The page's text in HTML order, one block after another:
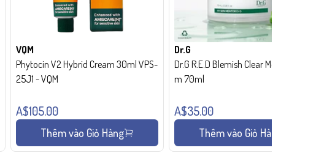
VQM
Phytocin V2 Hybrid Cream 30ml VPS-
25J1 - VQM
A$105.00
Thêm vào Giỏ Hàng
Dr.G
Dr.G R.E.D Blemish Clear Moisture Crea
m 70ml
A$35.00
Thêm vào Giỏ Hàng